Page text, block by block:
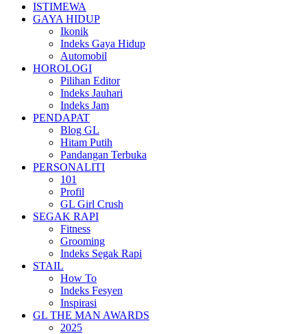
ISTIMEWA
GAYA HIDUP
Ikonik
Indeks Gaya Hidup
Automobil
HOROLOGI
Pilihan Editor
Indeks Jauhari
Indeks Jam
PENDAPAT
Blog GL
Hitam Putih
Pandangan Terbuka
PERSONALITI
101
Profil
GL Girl Crush
SEGAK RAPI
Fitness
Grooming
Indeks Segak Rapi
STAIL
How To
Indeks Fesyen
Inspirasi
GL THE MAN AWARDS
2025